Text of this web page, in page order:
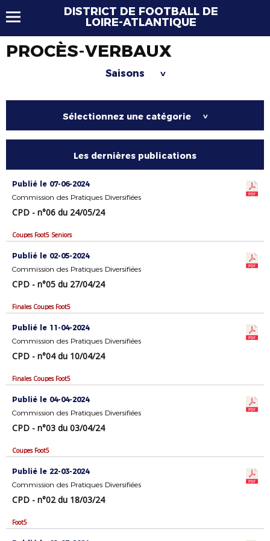
DISTRICT DE FOOTBALL DE
LOIRE-ATLANTIQUE
PROCÈS-VERBAUX
Saisons >
Sélectionnez une catégorie >
Les dernières publications
Publié le 07-06-2024
Commission des Pratiques Diversifiées
CPD - n°06 du 24/05/24
Coupes Foot5 Seniors
Publié le 02-05-2024
Commission des Pratiques Diversifiées
CPD - n°05 du 27/04/24
Finales Coupes Foot5
Publié le 11-04-2024
Commission des Pratiques Diversifiées
CPD - n°04 du 10/04/24
Finales Coupes Foot5
Publié le 04-04-2024
Commission des Pratiques Diversifiées
CPD - n°03 du 03/04/24
Coupes Foot5
Publié le 22-03-2024
Commission des Pratiques Diversifiées
CPD - n°02 du 18/03/24
Foot5